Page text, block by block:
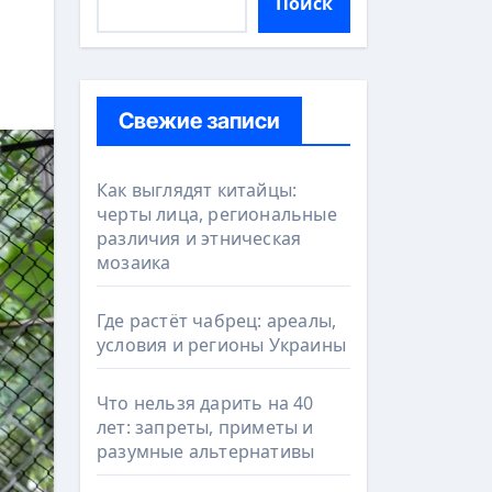
Свежие записи
Как выглядят китайцы:
черты лица, региональные
различия и этническая
мозаика
Где растёт чабрец: ареалы,
условия и регионы Украины
Что нельзя дарить на 40
лет: запреты, приметы и
разумные альтернативы